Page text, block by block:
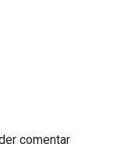
comentar